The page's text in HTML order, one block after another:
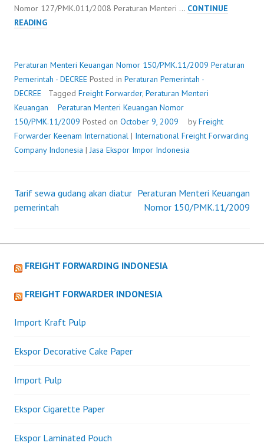
Nomor 127/PMK.011/2008 Peraturan Menteri … CONTINUE
READINGPERATURAN
NOMOR
150/PMK.11/2009
Peraturan Menteri Keuangan Nomor 150/PMK.11/2009 Peraturan
Pemerintah - DECREE Posted in Peraturan Pemerintah -
DECREE
Tagged Freight Forwarder, Peraturan Menteri
Keuangan
Peraturan Menteri Keuangan Nomor
150/PMK.11/2009 Posted on October 9, 2009 byFreight
Forwarder Keenam International | International Freight Forwarding
Company Indonesia |Jasa Ekspor Impor Indonesia
Post
Tarif sewa gudang akan diatur
pemerintah
Peraturan Menteri Keuangan
Nomor 150/PMK.11/2009
FREIGHT FORWARDING INDONESIA
FREIGHT FORWARDER INDONESIA
Import Kraft Pulp
Ekspor Decorative Cake Paper
Import Pulp
Ekspor Cigarette Paper
Ekspor Laminated Pouch